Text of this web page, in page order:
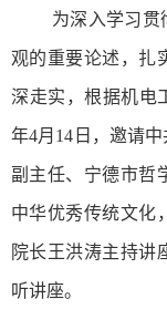
为深入学习贯
观的重要论述，扎
深走实，根据机电
年4月14日，邀请
副主任、宁德市哲
中华优秀传统文化
院长王洪涛主持讲
听讲座。